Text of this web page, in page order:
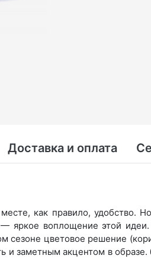
Доставка и оплата
как правило, удобство.
яркое воплощение этой
сезоне цветовое решение
и заметным акцентом в